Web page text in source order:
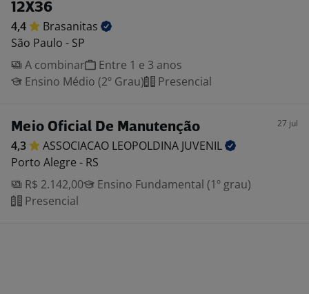
12X36
4,4
Brasanitas
São Paulo - SP
A combinar
Entre 1 e 3 anos
Ensino Médio (2º Grau)
Presencial
Meio Oficial De Manutenção 27 jul
4,3 ASSOCIACAO LEOPOLDINA JUVENIL
Porto Alegre - RS
R$ 2.142,00
Ensino Fundamental (1º grau)
Presencial